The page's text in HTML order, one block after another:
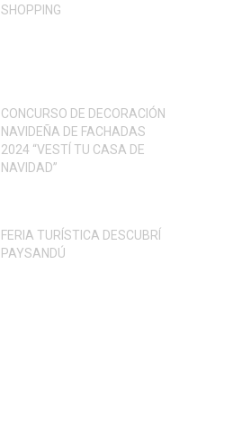
SHOPPING
CONCURSO DE DECORACIÓN
NAVIDEÑA DE FACHADAS
2024 “VESTÍ TU CASA DE
NAVIDAD”
FERIA TURÍSTICA DESCUBRÍ
PAYSANDÚ